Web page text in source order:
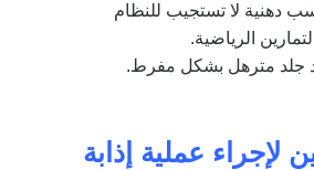
دهنية لا تستجيب للنظام
الرياضية.
جلد مترهل بشكل مفرط.
لإجراء عملية إذابة